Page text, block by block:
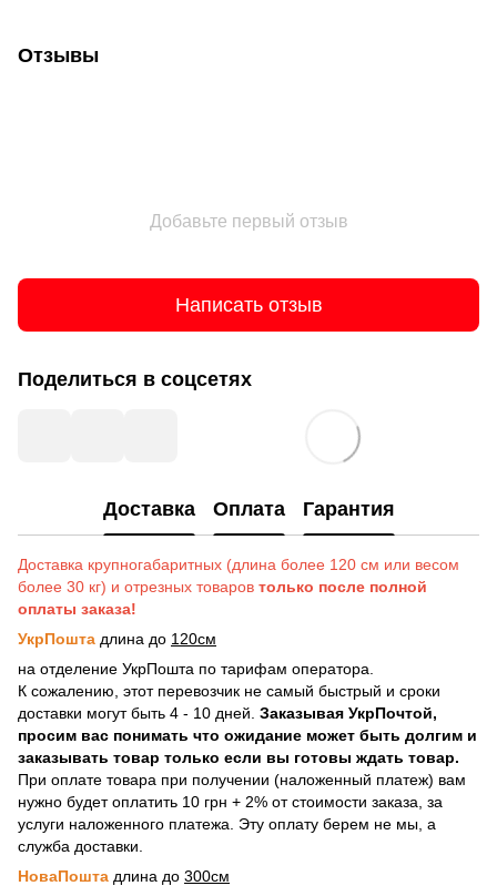
Отзывы
Добавьте первый отзыв
Написать отзыв
Поделиться в соцсетях
Доставка Оплата Гарантия
Доставка крупногабаритных (длина более 120 см или весом
более 30 кг) и отрезных товаров только после полной
оплаты заказа!
УкрПошта длина до 120см
на отделение УкрПошта по тарифам оператора.
К сожалению, этот перевозчик не самый быстрый и сроки
доставки могут быть 4 - 10 дней. Заказывая УкрПочтой,
просим вас понимать что ожидание может быть долгим и
заказывать товар только если вы готовы ждать товар.
При оплате товара при получении (наложенный платеж) вам
нужно будет оплатить 10 грн + 2% от стоимости заказа, за
услуги наложенного платежа. Эту оплату берем не мы, а
служба доставки.
НоваПошта длина до 300см